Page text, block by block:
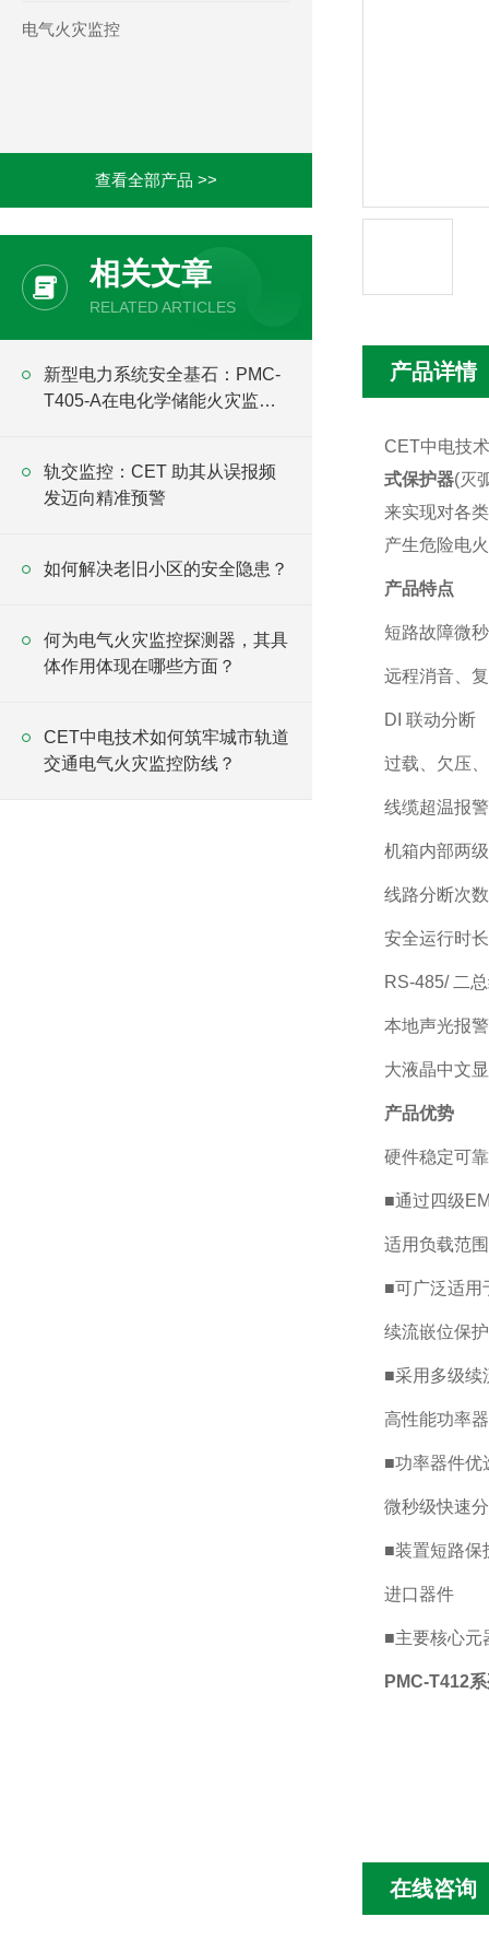
电气火灾监控
查看全部产品 >>
相关文章
RELATED ARTICLES
新型电力系统安全基石：PMC-
T405-A在电化学储能火灾监测
轨交监控：CET 助其从误报频
发迈向精准预警
如何解决老旧小区的安全隐患？
何为电气火灾监控探测器，其具
体作用体现在哪些方面？
CET中电技术如何筑牢城市轨道
交通电气火灾监控防线？
产品详情
CET中电技
式保护器(灭
来实现对各
产生危险电
产品特点
短路故障微
远程消音、
DI 联动分断
过载、欠压
线缆超温报
机箱内部两
线路分断次
安全运行时
RS-485/ 二
本地声光报警
大液晶中文
产品优势
硬件稳定可靠
■通过四级
适用负载范
■可广泛适用
续流嵌位保
■采用多级续
高性能功率
■功率器件优
微秒级快速
■装置短路保
进口器件
■主要核心元
PMC-T412
在线咨询